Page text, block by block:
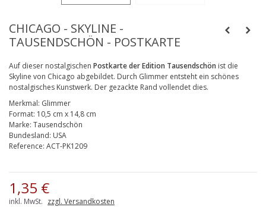
CHICAGO - SKYLINE -
TAUSENDSCHÖN - POSTKARTE
Auf dieser nostalgischen Postkarte der Edition Tausendschön ist die
Skyline von Chicago abgebildet. Durch Glimmer entsteht ein schönes
nostalgisches Kunstwerk. Der gezackte Rand vollendet dies.
Merkmal: Glimmer
Format: 10,5 cm x 14,8 cm
Marke: Tausendschön
Bundesland: USA
Reference: ACT-PK1209
1,35 €
inkl. MwSt. zzgl. Versandkosten